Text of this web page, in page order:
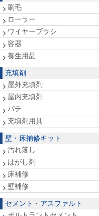
刷毛
ローラー
ワイヤーブラシ
容器
養生用品
充填剤
屋外充填剤
屋内充填剤
パテ
充填剤用具
壁・床補修キット
汚れ落し
はがし剤
床補修
壁補修
セメント・アスファルト